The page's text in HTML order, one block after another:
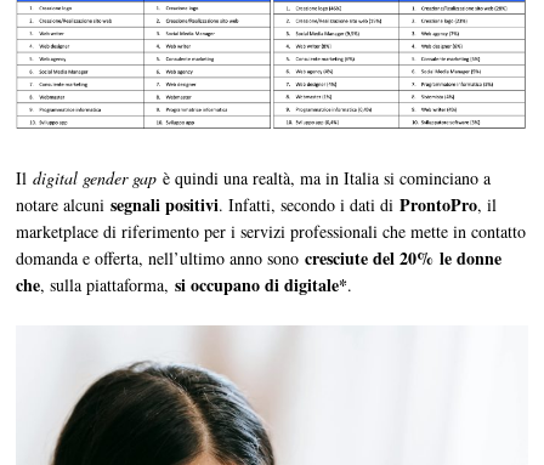
Ildigital gender gap è quindi una realtà, ma in Italia si cominciano a
notare alcunisegnali positivi. Infatti, secondo i dati diProntoPro, il
marketplace di riferimento per i servizi professionali che mette in contatto
domanda e offerta, nell’ultimo anno sonocresciute del 20% le donne
che, sulla piattaforma,si occupano di digitale*.